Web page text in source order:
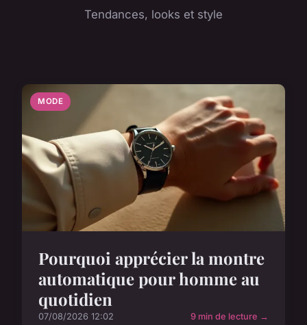
Tendances, looks et style
MODE
Pourquoi apprécier la montre
automatique pour homme au
quotidien
07/08/2026 12:02 9 min de lecture →